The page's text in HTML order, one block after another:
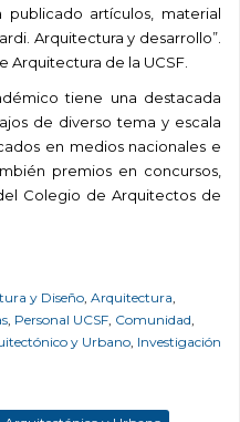
publicado artículos, material
Arquitectura y desarrollo”.
Arquitectura de la UCSF.
tiene una destacada
de diverso tema y escala
en medios nacionales e
premios en concursos,
Colegio de Arquitectos de
y Diseño, Arquitectura,
, Personal UCSF, Comunidad,
y Urbano, Investigación